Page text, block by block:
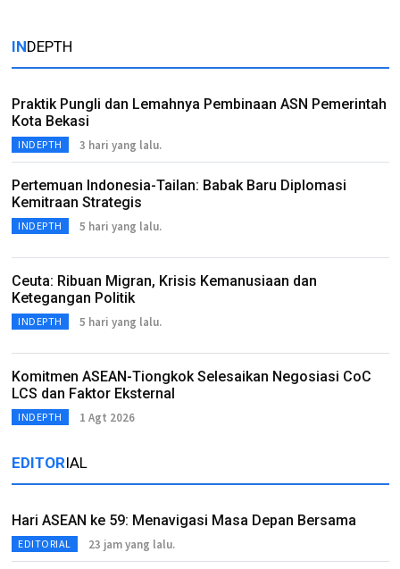
INDEPTH
Praktik Pungli dan Lemahnya Pembinaan ASN Pemerintah
Kota Bekasi
INDEPTH 3 hari yang lalu.
Pertemuan Indonesia-Tailan: Babak Baru Diplomasi
Kemitraan Strategis
INDEPTH 5 hari yang lalu.
Ceuta: Ribuan Migran, Krisis Kemanusiaan dan
Ketegangan Politik
INDEPTH 5 hari yang lalu.
Komitmen ASEAN-Tiongkok Selesaikan Negosiasi CoC
LCS dan Faktor Eksternal
INDEPTH 1 Agt 2026
EDITORIAL
Hari ASEAN ke 59: Menavigasi Masa Depan Bersama
EDITORIAL 23 jam yang lalu.